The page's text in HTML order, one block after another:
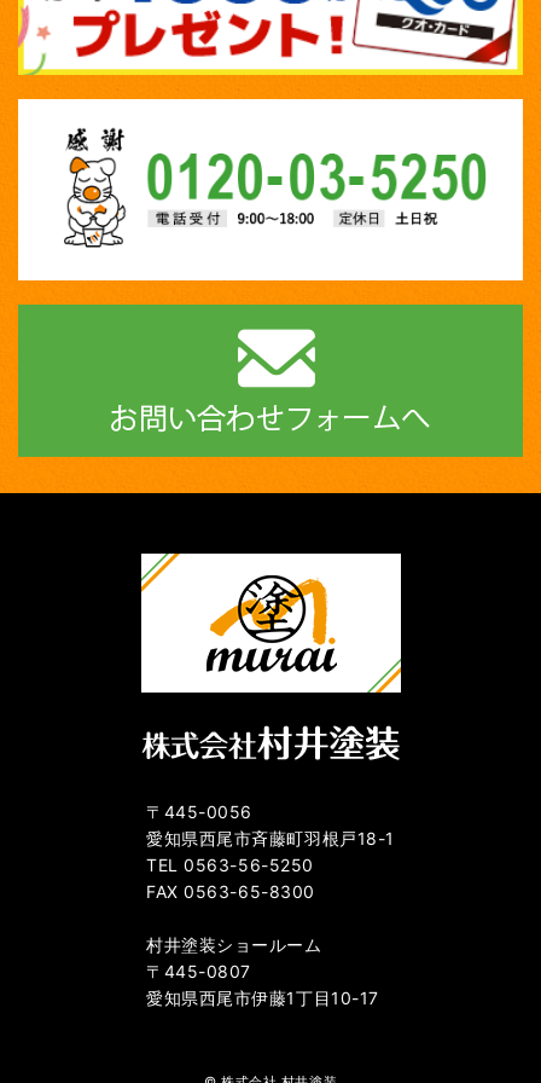
〒445-0056
愛知県西尾市斉藤町羽根戸18-1
TEL 0563-56-5250
FAX 0563-65-8300
村井塗装ショールーム
〒445-0807
愛知県西尾市伊藤1丁目10-17